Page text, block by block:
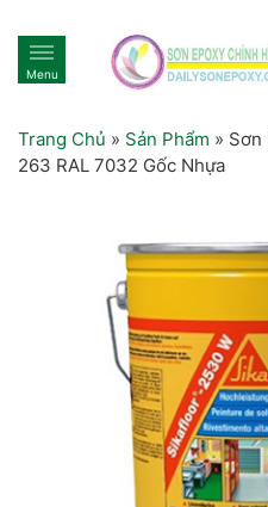
Menu
Trang Chủ » Sản Phẩm » Sơn
263 RAL 7032 Gốc Nhựa